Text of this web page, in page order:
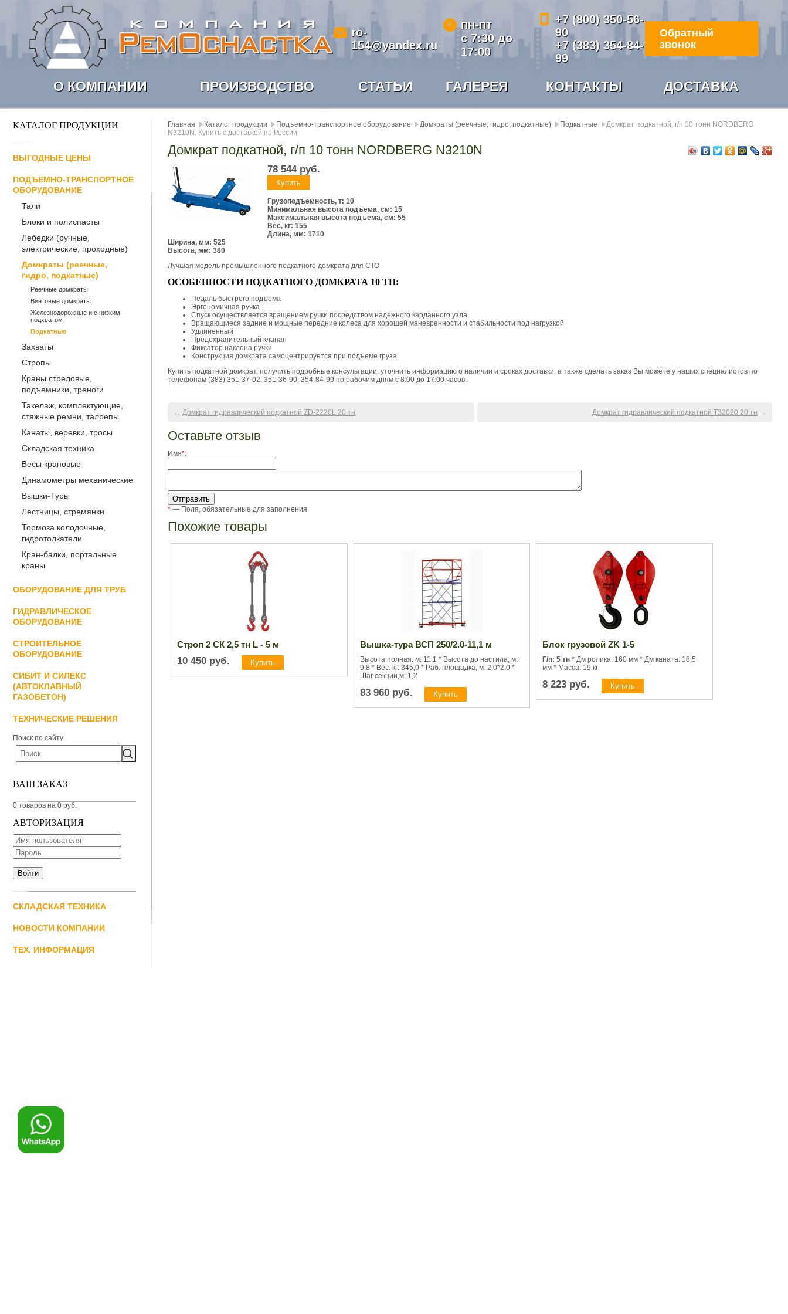
ro-
154@yandex.ru
пн-пт
с 7:30 до
17:00
+7 (800) 350-56-
90
+7 (383) 354-84-
99
Обратный
звонок
О КОМПАНИИ ПРОИЗВОДСТВО СТАТЬИ ГАЛЕРЕЯ КОНТАКТЫ ДОСТАВКА
КАТАЛОГ ПРОДУКЦИИ
ВЫГОДНЫЕ ЦЕНЫ
ПОДЪЕМНО-ТРАНСПОРТНОЕ
ОБОРУДОВАНИЕ
Тали
Блоки и полиспасты
Лебедки (ручные,
электрические, проходные)
Домкраты (реечные,
гидро, подкатные)
Реечные домкраты
Винтовые домкраты
Железнодорожные и с низким
подхватом
Подкатные
Захваты
Стропы
Краны стреловые,
подъемники, треноги
Такелаж, комплектующие,
стяжные ремни, талрепы
Канаты, веревки, тросы
Складская техника
Весы крановые
Динамометры механические
Вышки-Туры
Лестницы, стремянки
Тормоза колодочные,
гидротолкатели
Кран-балки, портальные
краны
ОБОРУДОВАНИЕ ДЛЯ ТРУБ
ГИДРАВЛИЧЕСКОЕ
ОБОРУДОВАНИЕ
СТРОИТЕЛЬНОЕ
ОБОРУДОВАНИЕ
СИБИТ И СИЛЕКС
(АВТОКЛАВНЫЙ
ГАЗОБЕТОН)
ТЕХНИЧЕСКИЕ РЕШЕНИЯ
Поиск по сайту
ВАШ ЗАКАЗ
0 товаров на 0 руб.
АВТОРИЗАЦИЯ
СКЛАДСКАЯ ТЕХНИКА
НОВОСТИ КОМПАНИИ
ТЕХ. ИНФОРМАЦИЯ
Главная Каталог продукции Подъемно-транспортное оборудование Домкраты (реечные, гидро, подкатные) Подкатные
Домкрат подкатной, г/п 10 тонн NORDBERG
N3210N. Купить с доставкой по России
Домкрат подкатной, г/п 10 тонн NORDBERG N3210N
78 544руб.
Грузоподъемность, т: 10
Минимальная высота подъема, см: 15
Максимальная высота подъема, см: 55
Вес, кг: 155
Длина, мм: 1710
Ширина, мм: 525
Высота, мм: 380
Лучшая модель промышленного подкатного домкрата для СТО
ОСОБЕННОСТИ ПОДКАТНОГО ДОМКРАТА 10 ТН:
Педаль быстрого подъема
Эргономичная ручка
Спуск осуществляется вращением ручки посредством надежного карданного узла
Вращающиеся задние и мощные передние колеса для хорошей маневренности и стабильности под нагрузкой
Удлиненный
Предохранительный клапан
Фиксатор наклона ручки
Конструкция домкрата самоцентрируется при подъеме груза
Купить подкатной домкрат, получить подробные консультации, уточнить информацию о наличии и сроках доставки, а также сделать заказ Вы можете у наших специалистов по
телефонам (383) 351-37-02, 351-36-90, 354-84-99 по рабочим дням с 8:00 до 17:00 часов.
← Домкрат гидравлический подкатной ZD-2220L 20 тн Домкрат гидравлический подкатной Т32020 20 тн →
Оставьте отзыв
Имя*:
* — Поля, обязательные для заполнения
Похожие товары
Строп 2 СК 2,5 тн L - 5 м
10 450 руб.
Вышка-тура ВСП 250/2.0-11,1 м
Высота полная. м: 11,1 * Высота до настила, м:
9,8 * Вес. кг: 345,0 * Раб. площадка, м: 2,0*2,0 *
Шаг секции,м: 1,2
83 960руб.
Блок грузовой ZK 1-5
Г/п: 5 тн * Дм ролика: 160 мм * Дм каната: 18,5
мм * Масса: 19 кг
8 223 руб.